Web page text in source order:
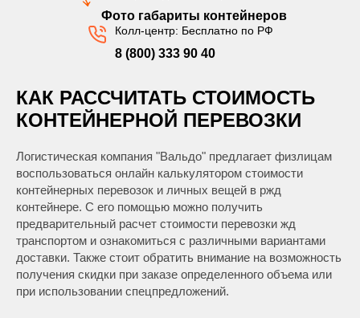
Фото габариты контейнеров
Колл-центр: Бесплатно по РФ
8 (800) 333 90 40
КАК РАССЧИТАТЬ СТОИМОСТЬ
КОНТЕЙНЕРНОЙ ПЕРЕВОЗКИ
Логистическая компания "Вальдо" предлагает физлицам
воспользоваться онлайн калькулятором стоимости
контейнерных перевозок и личных вещей в ржд
контейнере. С его помощью можно получить
предварительный расчет стоимости перевозки жд
транспортом и ознакомиться с различными вариантами
доставки. Также стоит обратить внимание на возможность
получения скидки при заказе определенного объема или
при использовании спецпредложений.